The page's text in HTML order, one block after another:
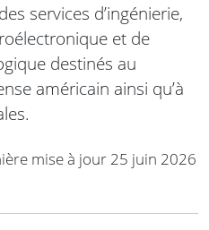
services d’ingénierie,
et de
destinés au
américain ainsi qu’à
mise à jour 25 juin 2026